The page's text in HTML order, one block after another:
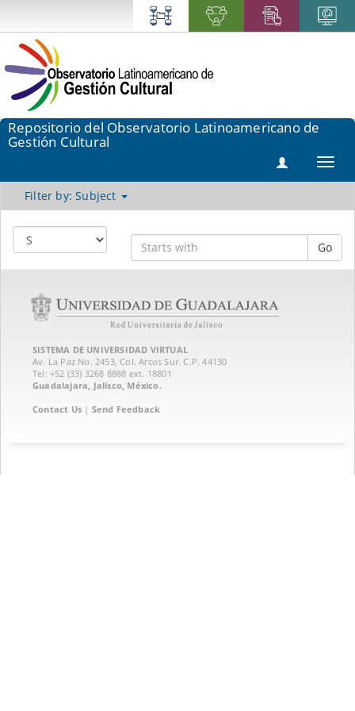
Repositorio del Observatorio Latinoamericano de
Gestión Cultural
Filter by: Subject
Go
SISTEMA DE UNIVERSIDAD VIRTUAL
Av. La Paz No. 2453, Col. Arcos Sur. C.P. 44130
Tel: +52 (33) 3268 8888‏ ext. 18801
Guadalajara, Jalisco, México.
Contact Us | Send Feedback